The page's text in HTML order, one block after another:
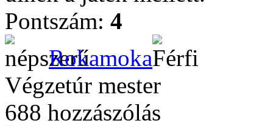
Pontszám: 4
Rokamoka
Végzetúr mester
688 hozzászólás